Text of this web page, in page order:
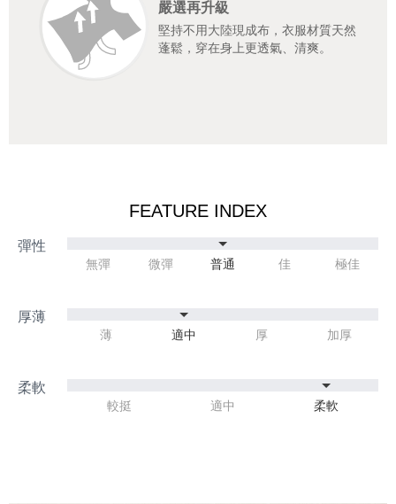
嚴選再升級
堅持不用大陸現成布，衣服材質天然
蓬鬆，穿在身上更透氣、清爽。
FEATURE INDEX
無彈 微彈 普通 佳 極佳
薄 適中 厚 加厚
較挺 適中 柔軟